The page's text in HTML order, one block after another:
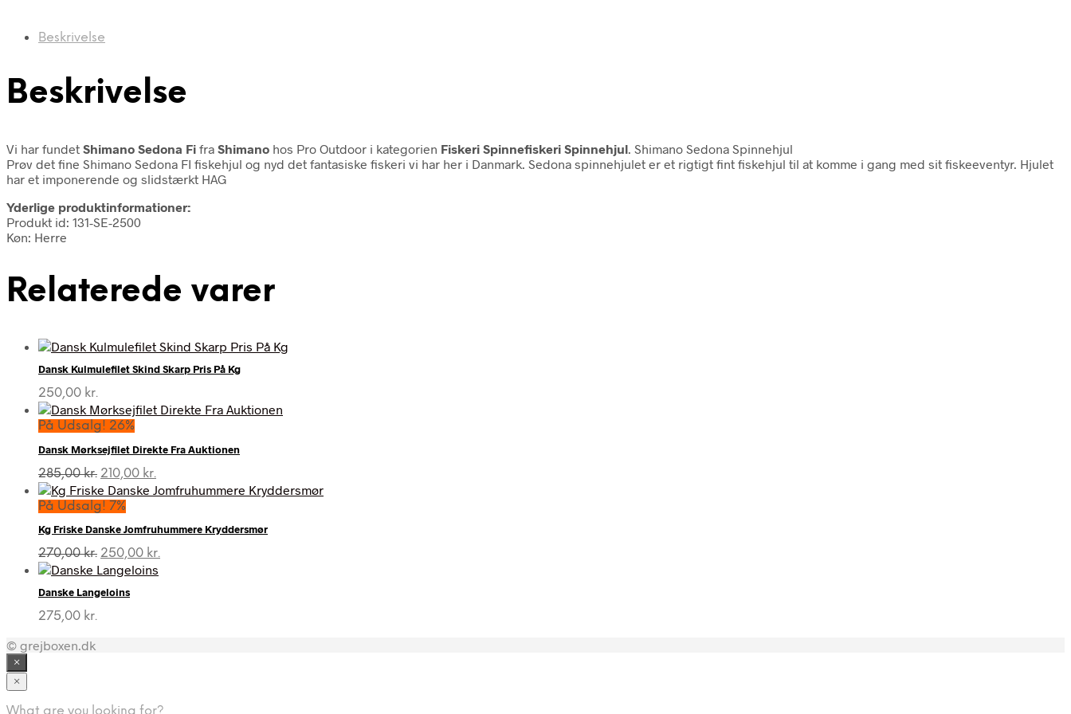
Beskrivelse
Beskrivelse
Vi har fundet Shimano Sedona Fi fra Shimano hos Pro Outdoor i kategorien Fiskeri Spinnefiskeri Spinnehjul . Shimano Sedona Spinnehjul
Prøv det fine Shimano Sedona FI fiskehjul og nyd det fantasiske fiskeri vi har her i Danmark. Sedona spinnehjulet er et rigtigt fint fiskehjul til at komme i gang med sit fiskeeventyr. Hjulet
har et imponerende og slidstærkt HAG
Yderlige produktinformationer:
Produkt id: 131-SE-2500
Køn: Herre
Relaterede varer
Dansk Kulmulefilet Skind Skarp Pris På Kg
250,00 kr.
På Udsalg! 26%
Dansk Mørksejfilet Direkte Fra Auktionen
285,00kr. Den
oprindelige
pris
285,00 kr..
210,00 kr.
aktuelle
210,00 kr..
På Udsalg! 7%
Kg Friske Danske Jomfruhummere Kryddersmør
270,00kr. Den
oprindelige
var:
250,00 kr.
Danske Langeloins
275,00 kr.
© grejboxen.dk
×
×
What are you looking for?